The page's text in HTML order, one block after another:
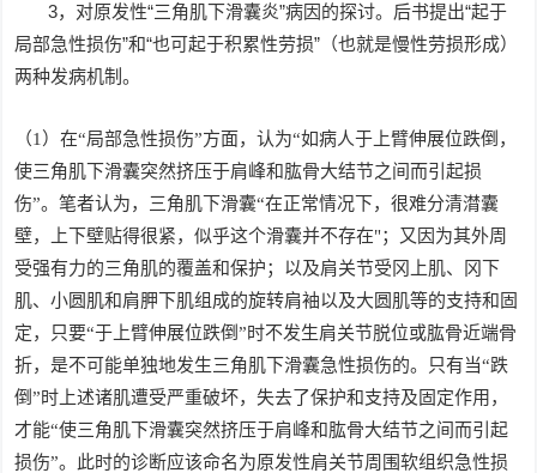
3，对原发性“三角肌下滑囊炎”病因的探讨。后书提出“起于
局部急性损伤”和“也可起于积累性劳损”（也就是慢性劳损形成）
两种发病机制。
（1）在“局部急性损伤”方面，认为“如病人于上臂伸展位跌倒，
使三角肌下滑囊突然挤压于肩峰和肱骨大结节之间而引起损
伤”。笔者认为，三角肌下滑囊“在正常情况下，很难分清潸囊
壁，上下壁贴得很紧，似乎这个滑囊并不存在"；又因为其外周
受强有力的三角肌的覆盖和保护；以及肩关节受冈上肌、冈下
肌、小圆肌和肩胛下肌组成的旋转肩袖以及大圆肌等的支持和固
定，只要“于上臂伸展位跌倒”时不发生肩关节脱位或肱骨近端骨
折，是不可能单独地发生三角肌下滑囊急性损伤的。只有当“跌
倒”时上述诸肌遭受严重破坏，失去了保护和支持及固定作用，
才能“使三角肌下滑囊突然挤压于肩峰和肱骨大结节之间而引起
损伤”。此时的诊断应该命名为原发性肩关节周围软组织急性损